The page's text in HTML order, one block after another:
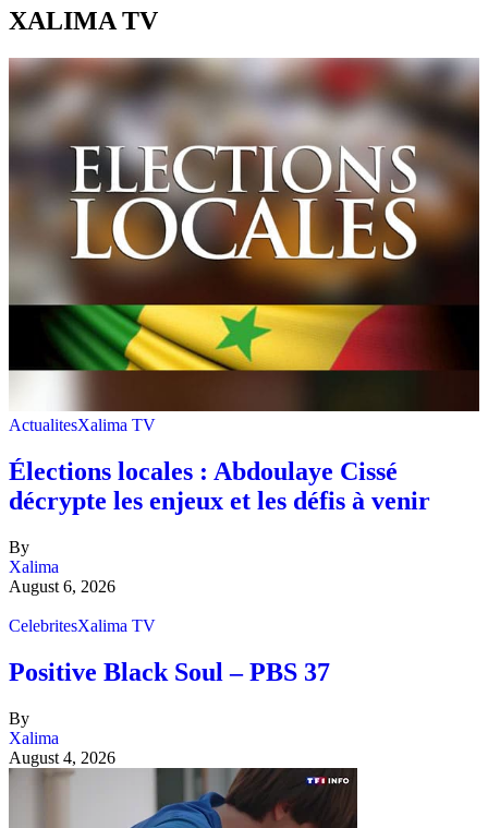
XALIMA TV
ActualitesXalima TV
Élections locales : Abdoulaye Cissé
décrypte les enjeux et les défis à venir
By
Xalima
August 6, 2026
CelebritesXalima TV
Positive Black Soul – PBS 37
By
Xalima
August 4, 2026